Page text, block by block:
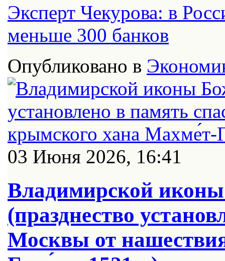
Эксперт Чекурова: в
меньше 300 банков
Опубликовано в
03 Июня 2026, 16:41
Владимирской
(празднество
Москвы от